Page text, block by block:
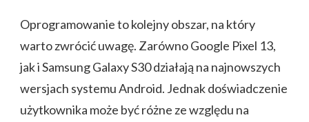
Oprogramowanie to kolejny obszar, na który
warto zwrócić uwagę. Zarówno Google Pixel 13,
jak i Samsung Galaxy S30 działają na najnowszych
wersjach systemu Android. Jednak doświadczenie
użytkownika może być różne ze względu na